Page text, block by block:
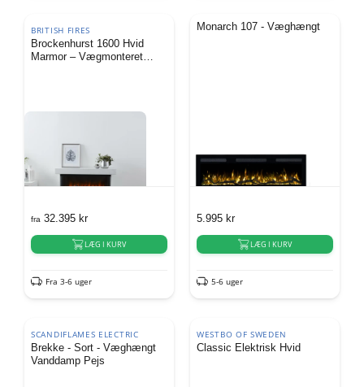
BRITISH FIRES
Brockenhurst 1600 Hvid
Marmor – Vægmonteret
fra 32.395 kr
LÆG I KURV
Fra 3-6 uger
Monarch 107 - Væghængt
5.995 kr
LÆG I KURV
5-6 uger
SCANDIFLAMES ELECTRIC
Brekke - Sort - Væghængt
Vanddamp Pejs
WESTBO OF SWEDEN
Classic Elektrisk Hvid